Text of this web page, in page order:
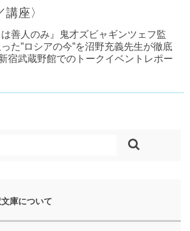
講座〉
善人のみ』鬼才ズビャギンツェフ監
た”ロシアの今”を沼野充義先生が徹底
宿武蔵野館でのトークイベントレポー
庫について